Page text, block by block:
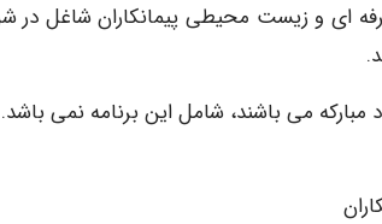
ای و زیست محیطی پیمانکاران شاغل در
می باشند، شامل این برنامه نمی باشد.